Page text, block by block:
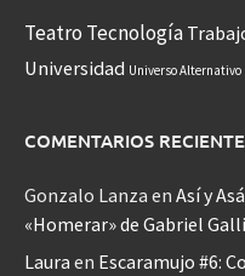
Teatro Tecnología
Universidad Universo Alternativo
COMENTARIOS
Gonzalo Lanza en Así y
«Homerar» de Gabriel Galli
Laura en Escaramujo #6: